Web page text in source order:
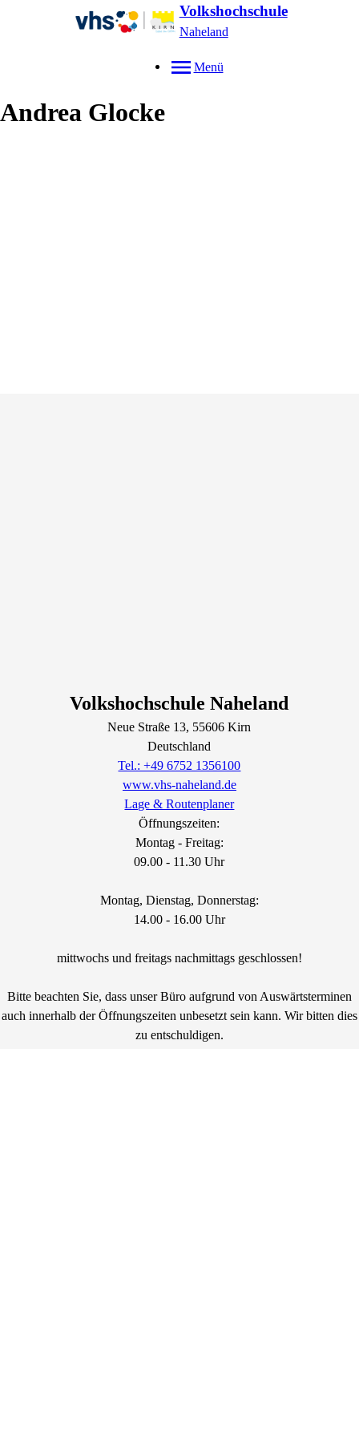
Volkshochschule
Naheland
Menü
Andrea Glocke
Volkshochschule Naheland
Neue Straße 13, 55606Kirn
Deutschland
Tel.: +49 6752 1356100
www.vhs-naheland.de
Lage & Routenplaner
Öffnungszeiten:
Montag - Freitag:
09.00 - 11.30 Uhr
Montag, Dienstag, Donnerstag:
14.00 - 16.00 Uhr
mittwochs und freitags nachmittags geschlossen!
Bitte beachten Sie, dass unser Büro aufgrund von Auswärtsterminen
auch innerhalb der Öffnungszeiten unbesetzt sein kann. Wir bitten dies
zu entschuldigen.